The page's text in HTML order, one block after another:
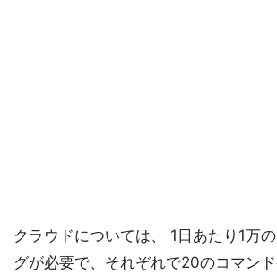
クラウドについては、 1日あたり1万
グが必要で、それぞれで20のコマン